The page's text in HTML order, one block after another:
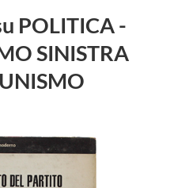
POLITICA -
SINISTRA